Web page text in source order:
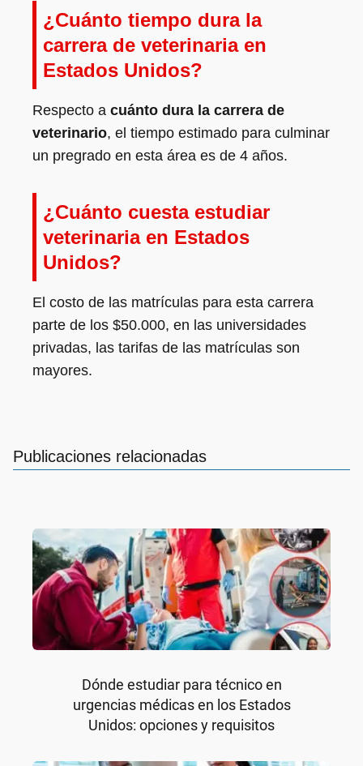
¿Cuánto tiempo dura la
carrera de veterinaria en
Estados Unidos?
Respecto a cuánto dura la carrera de
veterinario, el tiempo estimado para culminar
un pregrado en esta área es de 4 años.
¿Cuánto cuesta estudiar
veterinaria en Estados
Unidos?
El costo de las matrículas para esta carrera
parte de los $50.000, en las universidades
privadas, las tarifas de las matrículas son
mayores.
Publicaciones relacionadas
Dónde estudiar para técnico en
urgencias médicas en los Estados
Unidos: opciones y requisitos